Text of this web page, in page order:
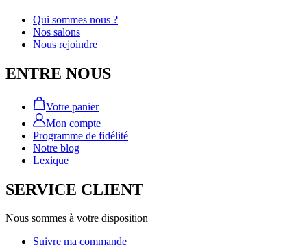
Qui sommes nous ?
Nos salons
Nous rejoindre
ENTRE NOUS
Votre panier
Mon compte
Programme de fidélité
Notre blog
Lexique
SERVICE CLIENT
Nous sommes à votre disposition
Suivre ma commande